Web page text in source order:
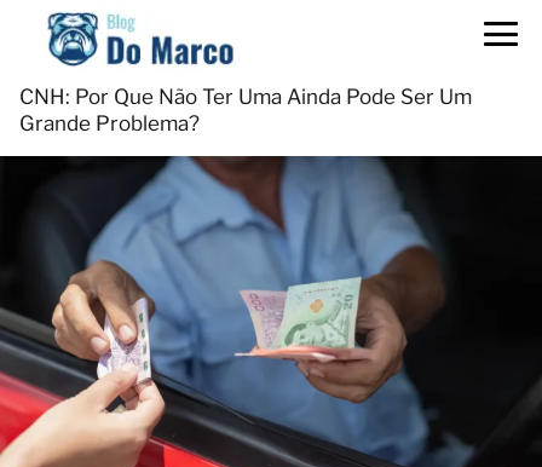
CNH: Por Que Não Ter Uma Ainda Pode Ser Um
Grande Problema?